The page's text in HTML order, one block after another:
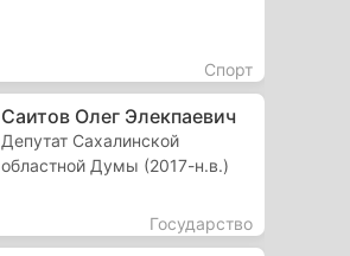
Спорт
Саитов Олег Элекпаевич
Депутат Сахалинской
областной Думы (2017-н.в.)
Государство